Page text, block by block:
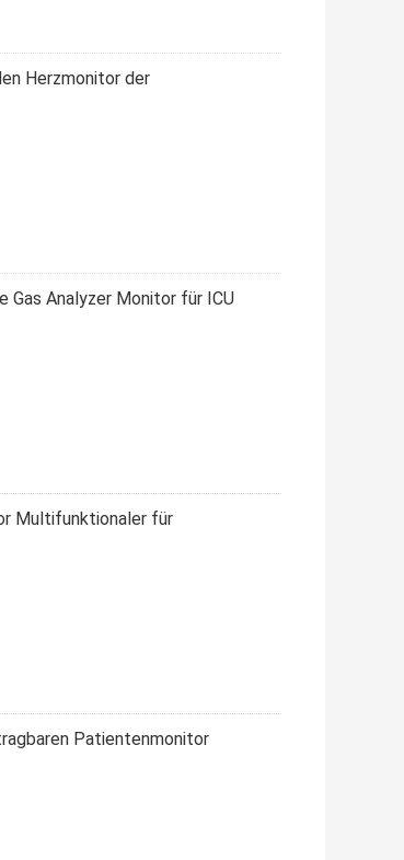
Herzmonitor der
Gas Analyzer Monitor für ICU
Multifunktionaler für
Patientenmonitor